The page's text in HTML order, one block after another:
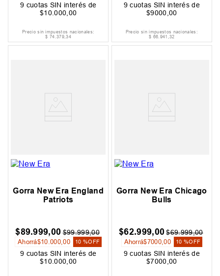
9 cuotas SIN interés de
$10 .000 00
Precio sin impuestos nacionales:
$ 74.379,34
9 cuotas SIN interés de
$9000 ,00
Precio sin impuestos nacionales:
$ 66.941,32
Gorra New Era England
Patriots
$89.999,00 $99.999,00
Ahorrá$10.000,00 10 %OFF
9 cuotas SIN interés de
$10.000,00
Gorra New Era Chicago
Bulls
$62.999,00 $69.999,00
Ahorrá$7000,00 10 %OFF
9 cuotas SIN interés de
$7000,00